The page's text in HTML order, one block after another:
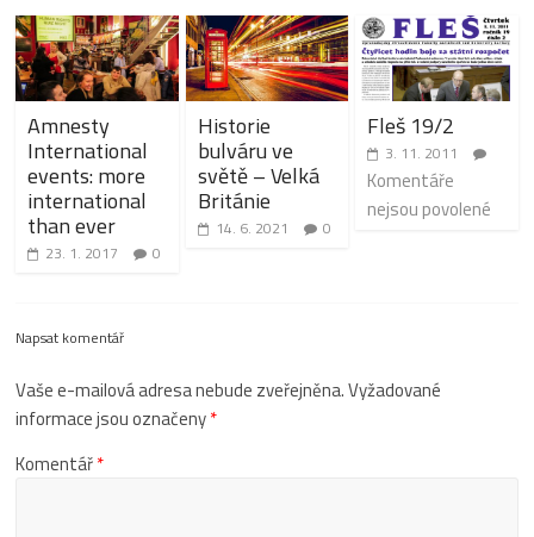
Amnesty
International
events: more
international
than ever
23. 1. 2017 0
Historie
bulváru ve
světě – Velká
Británie
14. 6. 2021 0
Fleš 19/2
3. 11. 2011
Komentáře
nejsou povolené
Napsat komentář
Vaše e-mailová adresa nebude zveřejněna.Vyžadované
informace jsou označeny*
Komentář*